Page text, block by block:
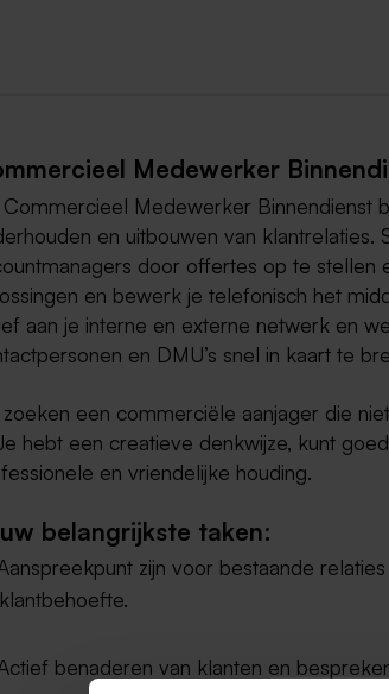
Medewerker
Commercieel Medewerker Binnendienst
en uitbouwen van klantrelaties.
door offertes op te
en bewerk je telefonisch het
aan je interne en externe netwerk en
en DMU’s snel in kaart te
een commerciële aanjager die
hebt een creatieve denkwijze, kunt
en vriendelijke houding.
belangrijkste taken:
zijn voor bestaande
klantbehoefte.
benaderen van klanten en